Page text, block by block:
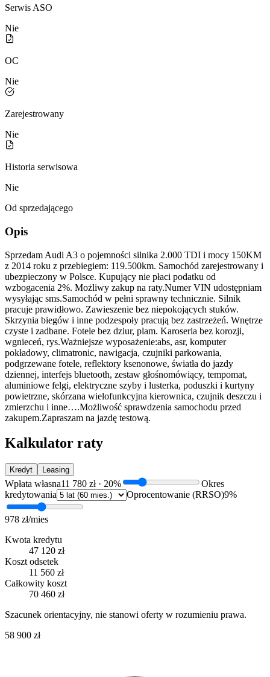
Serwis ASO
Nie
OC
Nie
Zarejestrowany
Nie
Historia serwisowa
Nie
Od sprzedającego
Opis
Sprzedam Audi A3 o pojemności silnika 2.000 TDI i mocy 150KM
z 2014 roku z przebiegiem: 119.500km. Samochód zarejestrowany i
ubezpieczony w Polsce. Kupujący nie płaci podatku od
wzbogacenia 2%. Możliwy zakup na raty.Numer VIN udostępniam
wysyłając sms.Samochód w pełni sprawny technicznie. Silnik
pracuje prawidłowo. Zawieszenie bez niepokojących stuków.
Skrzynia biegów i inne podzespoły pracują bez zastrzeżeń. Wnętrze
czyste i zadbane. Fotele bez dziur, plam. Karoseria bez korozji,
wgnieceń, rys.Ważniejsze wyposażenie:abs, asr, komputer
pokładowy, climatronic, nawigacja, czujniki parkowania,
podgrzewane fotele, reflektory ksenonowe, światła do jazdy
dziennej, interfejs bluetooth, zestaw głośnomówiący, tempomat,
aluminiowe felgi, elektryczne szyby i lusterka, poduszki i kurtyny
powietrzne, skórzana wielofunkcyjna kierownica, czujnik deszczu i
zmierzchu i inne….Możliwość sprawdzenia samochodu przed
zakupem.Zapraszam na jazdę testową.
Kalkulator raty
Kredyt Leasing
Wpłata własna11 780 zł· 20%
Okres
kredytowania
Oprocentowanie (RRSO)9%
978 zł/mies
Kwota kredytu
47 120 zł
Koszt odsetek
11 560 zł
Całkowity koszt
70 460 zł
Szacunek orientacyjny, nie stanowi oferty w rozumieniu prawa.
58 900 zł